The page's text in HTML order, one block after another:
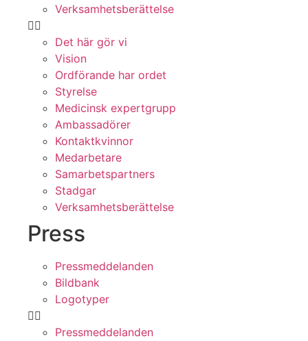
Verksamhetsberättelse
Det här gör vi
Vision
Ordförande har ordet
Styrelse
Medicinsk expertgrupp
Ambassadörer
Kontaktkvinnor
Medarbetare
Samarbetspartners
Stadgar
Verksamhetsberättelse
Press
Pressmeddelanden
Bildbank
Logotyper
Pressmeddelanden